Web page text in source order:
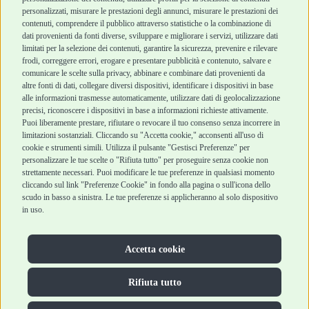
personalizzati, misurare le prestazioni degli annunci, misurare le prestazioni dei
contenuti, comprendere il pubblico attraverso statistiche o la combinazione di
dati provenienti da fonti diverse, sviluppare e migliorare i servizi, utilizzare dati
limitati per la selezione dei contenuti, garantire la sicurezza, prevenire e rilevare
frodi, correggere errori, erogare e presentare pubblicità e contenuto, salvare e
comunicare le scelte sulla privacy, abbinare e combinare dati provenienti da
altre fonti di dati, collegare diversi dispositivi, identificare i dispositivi in base
alle informazioni trasmesse automaticamente, utilizzare dati di geolocalizzazione
precisi, riconoscere i dispositivi in base a informazioni richieste attivamente.
Puoi liberamente prestare, rifiutare o revocare il tuo consenso senza incorrere in
limitazioni sostanziali. Cliccando su "Accetta cookie," acconsenti all'uso di
cookie e strumenti simili. Utilizza il pulsante "Gestisci Preferenze" per
personalizzare le tue scelte o "Rifiuta tutto" per proseguire senza cookie non
strettamente necessari. Puoi modificare le tue preferenze in qualsiasi momento
cliccando sul link "Preferenze Cookie" in fondo alla pagina o sull'icona dello
scudo in basso a sinistra. Le tue preferenze si applicheranno al solo dispositivo
in uso.
Accetta cookie
Rifiuta tutto
Punti vendita
Marchi
Blog
Assistenza Robinson
Pet Shop
Offerte
Promozioni
Recensioni Feedaty
di vendita
Cashback
Metodi di
pagamento
Recesso e Reso
Spedizioni
Robinson Pet Shop S.r.l.
Via V. Giovanni Schiaparelli, 21 – 47122 Forlì (FC)
P.iva 04095130409 | REA: FO 329541
info@robinsonpetshop.it | Tel. 0543 096850
Copyright © 2025 Robinsonpetshop.it s.r.l. – Tutti i diritti
Privacy Policy|Cookie Policy